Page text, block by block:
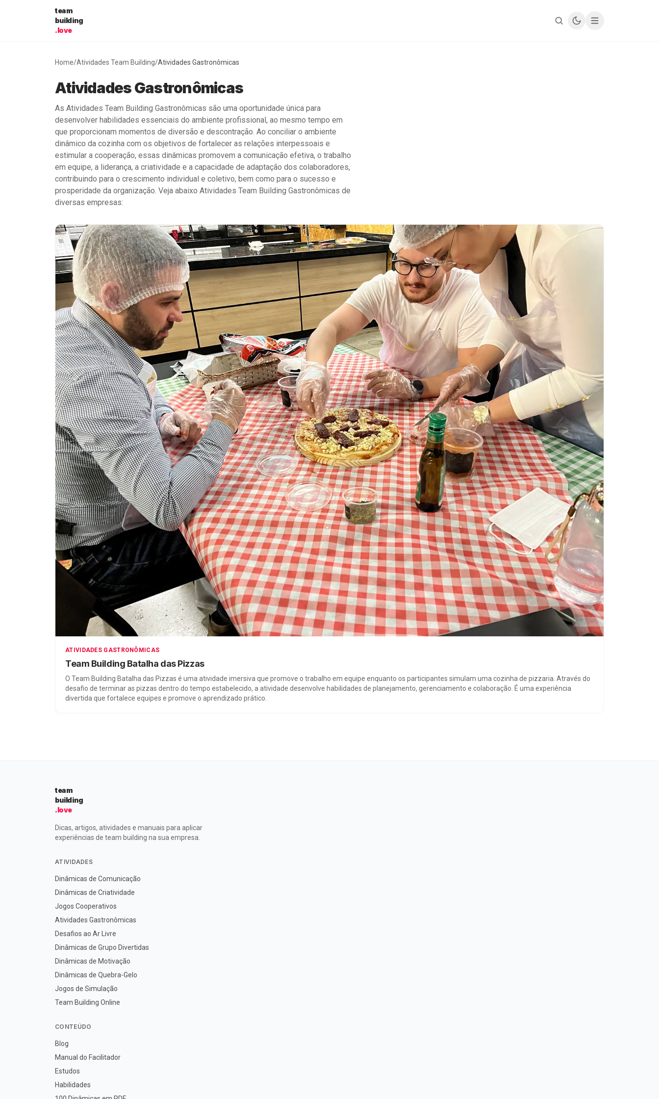
team
building
.love
Home/Atividades Team Building/Atividades Gastronômicas
Atividades Gastronômicas
As Atividades Team Building Gastronômicas são uma oportunidade única para
desenvolver habilidades essenciais do ambiente profissional, ao mesmo tempo em
que proporcionam momentos de diversão e descontração. Ao conciliar o ambiente
dinâmico da cozinha com os objetivos de fortalecer as relações interpessoais e
estimular a cooperação, essas dinâmicas promovem a comunicação efetiva, o trabalho
em equipe, a liderança, a criatividade e a capacidade de adaptação dos colaboradores,
contribuindo para o crescimento individual e coletivo, bem como para o sucesso e
prosperidade da organização. Veja abaixo Atividades Team Building Gastronômicas de
diversas empresas:
ATIVIDADES GASTRONÔMICAS
Team Building Batalha das Pizzas
O Team Building Batalha das Pizzas é uma atividade imersiva que promove o trabalho em equipe enquanto os participantes simulam uma cozinha de pizzaria. Através do
desafio de terminar as pizzas dentro do tempo estabelecido, a atividade desenvolve habilidades de planejamento, gerenciamento e colaboração. É uma experiência
divertida que fortalece equipes e promove o aprendizado prático.
team
building
.love
Dicas, artigos, atividades e manuais para aplicar
experiências de team building na sua empresa.
ATIVIDADES
Dinâmicas de Comunicação
Dinâmicas de Criatividade
Jogos Cooperativos
Atividades Gastronômicas
Desafios ao Ar Livre
Dinâmicas de Grupo Divertidas
Dinâmicas de Motivação
Dinâmicas de Quebra-Gelo
Jogos de Simulação
Team Building Online
CONTEÚDO
Blog
Manual do Facilitador
Estudos
Habilidades